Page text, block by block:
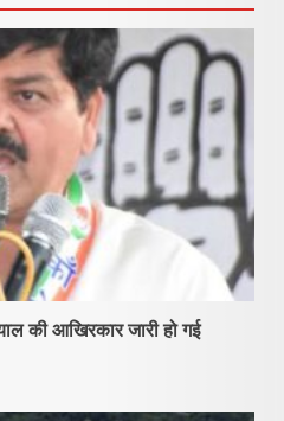
की आखिरकार जारी हो गई